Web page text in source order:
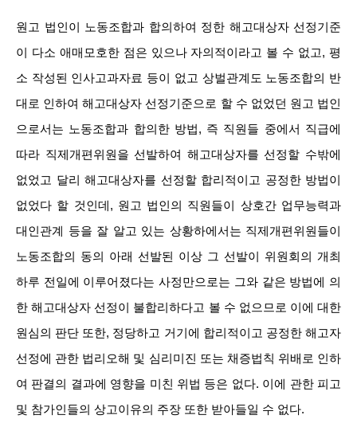
원고 법인이 노동조합과 합의하여 정한 해고대상자 선정기준
이 다소 애매모호한 점은 있으나 자의적이라고 볼 수 없고, 평
소 작성된 인사고과자료 등이 없고 상벌관계도 노동조합의 반
대로 인하여 해고대상자 선정기준으로 할 수 없었던 원고 법인
으로서는 노동조합과 합의한 방법, 즉 직원들 중에서 직급에
따라 직제개편위원을 선발하여 해고대상자를 선정할 수밖에
없었고 달리 해고대상자를 선정할 합리적이고 공정한 방법이
없었다 할 것인데, 원고 법인의 직원들이 상호간 업무능력과
대인관계 등을 잘 알고 있는 상황하에서는 직제개편위원들이
노동조합의 동의 아래 선발된 이상 그 선발이 위원회의 개최
하루 전일에 이루어졌다는 사정만으로는 그와 같은 방법에 의
한 해고대상자 선정이 불합리하다고 볼 수 없으므로 이에 대한
원심의 판단 또한, 정당하고 거기에 합리적이고 공정한 해고자
선정에 관한 법리오해 및 심리미진 또는 채증법칙 위배로 인하
여 판결의 결과에 영향을 미친 위법 등은 없다. 이에 관한 피고
및 참가인들의 상고이유의 주장 또한 받아들일 수 없다.